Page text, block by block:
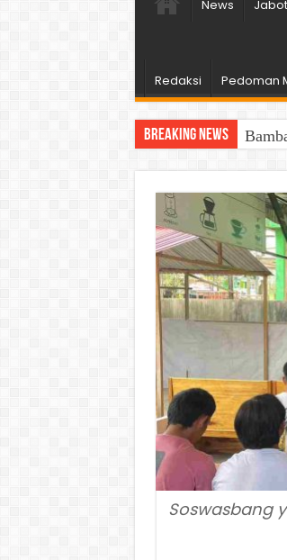
News
Redaksi Pedoman
Breaking News
Soswasbang